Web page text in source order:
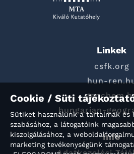
Linkek
csfk.org
hun-
hungarian-
Info
Cookie / Süti
Sütiket használunk a tartalmak és
szabásához, a látogatóink
kiszolgálásához, a
marketing tevékenységünk